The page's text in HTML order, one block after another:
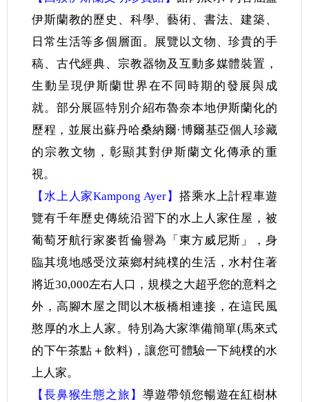
伊斯蘭教的歷史、科學、藝術、書法、建築、
日常生活等多個層面。展覽以文物、珍貴的手
稿、古代經典、宗教器物及互動多媒體裝置，
生動呈現伊斯蘭世界在不同時期的發展與成
就。部分展區特別介紹布魯奈本地伊斯蘭化的
歷程，並展出蘇丹哈桑納爾·博爾基亞個人珍藏
的宗教文物，彰顯其對伊斯蘭文化傳承的重
視。
【水上人家Kampong Ayer】 搭乘水上計程車遊
覽有千年歷史傳統沿習下的水上人家住屋，被
葡萄牙航行家麥哲倫譽為「東方威尼斯」，身
臨其境地感受汶萊鄉村純樸的生活，水村住著
將近30,000左右人口，規模之大超乎您的意料之
外，高腳木屋之間以木板橋相連接，在這民風
憨厚的水上人家。特別為大家準備簡單(馬來式
的下午茶點＋飲料)，讓您可體驗一下純樸的水
上人家。
【長鼻猴生態之旅】 導遊帶領您暢遊在紅樹林